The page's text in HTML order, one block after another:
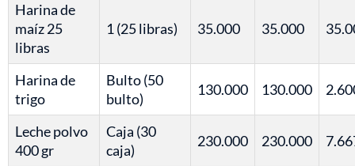
Harina de
maíz 25
libras
1 (25 libras) 35.000 35.000
Harina de
trigo
Bulto (50
bulto)
130.000 130.000
Leche polvo
400 gr
Caja (30
caja)
230.000 230.000